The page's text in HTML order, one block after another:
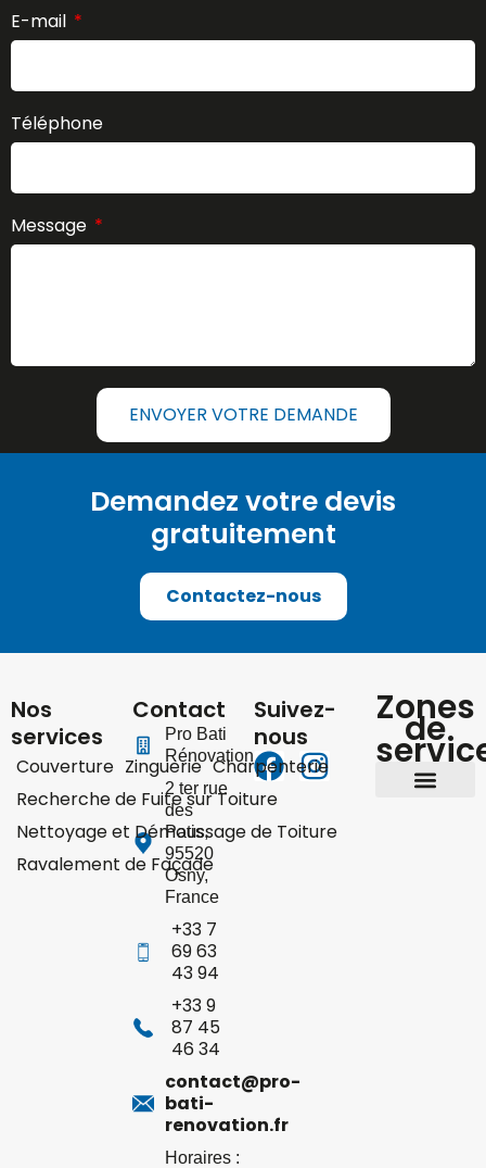
E-mail
Téléphone
Message
ENVOYER VOTRE DEMANDE
Demandez votre devis
gratuitement
Contactez-nous
Nos
services
Couverture Zinguerie Charpenterie
Recherche de Fuite sur Toiture
Nettoyage et Démoussage de Toiture
Ravalement de Façade
Contact
Pro Bati
Rénovation
2 ter rue
des
Patis,
95520
Osny,
France
+33 7
69 63
43 94
+33 9
87 45
46 34
contact@pro-
bati-
renovation.fr
Horaires :
Suivez-
nous
Zones
de